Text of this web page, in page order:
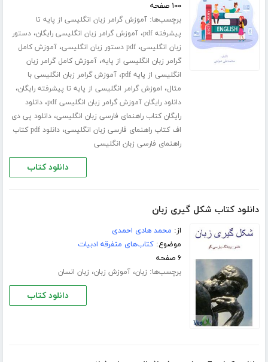
۱۰۰ صفحه
برچسب‌ها:آموزش گرامر زبان انگلیسی از پایه تا
پیشرفته pdf
،آموزش گرامر زبان انگلیسی رایگان،دستور
زبان انگلیسی،pdf دستور زبان انگلیسی ،آموزش کامل
گرامر زبان انگلیسی از پایه،آموزش کامل گرامر زبان
انگلیسی از پایه pdf
،آموزش گرامر زبان انگلیسی با
مثال، اموزش گرامر انگلیسی از پایه تا پیشرفته رایگان،
دانلود رایگان آموزش گرامر زبان انگلیسی pdf ،دانلود
رایگان کتاب راهنمای فارسی زبان انگلیسی،دانلود پی دی
اف کتاب راهنمای فارسی زبان انگلیسی،
دانلود pdf کتاب
راهنمای فارسی زبان انگلیسی
دانلود کتاب
دانلود کتاب شکل گیری زبان
از: محمد هادی احمدی
موضوع:کتاب‌های متفرقه ادبیات
۶ صفحه
برچسب‌ها: زبان،آموزش زبان، زبان انسان
دانلود کتاب